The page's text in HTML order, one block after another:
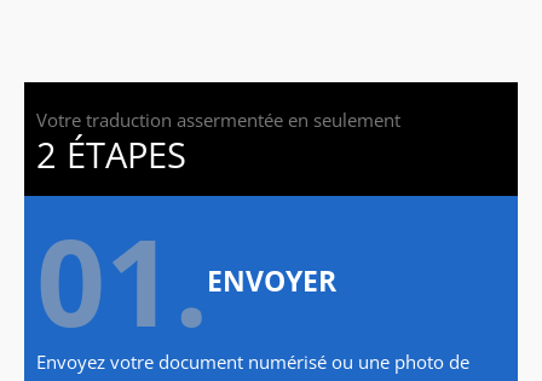
Votre traduction assermentée en seulement
2 ÉTAPES
01.ENVOYER
Envoyez votre document numérisé ou une photo de